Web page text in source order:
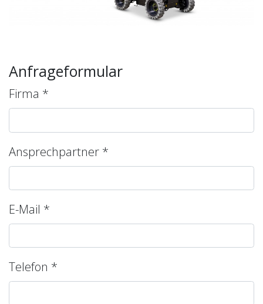
Anfrageformular
Firma *
Ansprechpartner *
E-Mail *
Telefon *